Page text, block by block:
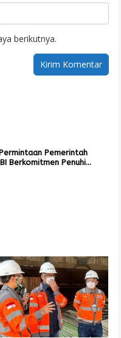
berikutnya.
Pemerintah
Berkomitmen Penuhi